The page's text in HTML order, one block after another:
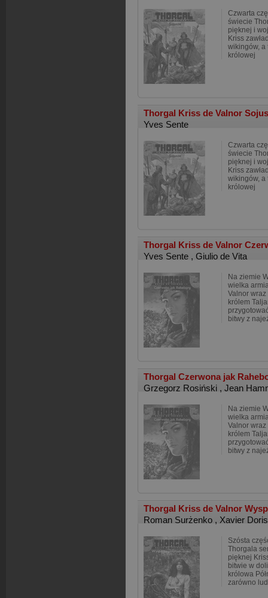
Czwarta
świecie
pięknej i
Kriss
wikingów, a
królowej
Thorgal Kriss de Valnor
Yves Sente
Czwarta
świecie
pięknej i
Kriss
wikingów, a
królowej
Thorgal Kriss de Valnor
Yves Sente , Giulio de Vita
Na ziemie
wielka
Valnor
królem
bitwy z
Thorgal Czerwona jak
Grzegorz Rosiński , Jean
Na ziemie
wielka
Valnor
królem
bitwy z
Thorgal Kriss de Valnor
Roman Surżenko , Xavier
Szósta
Thorgala
pięknej
bitwie w
królowa
zarówno